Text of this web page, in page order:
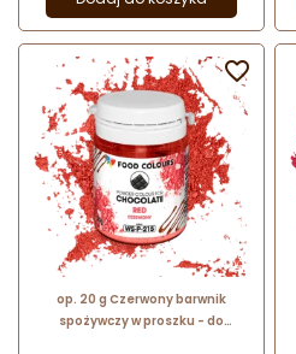
op. 20 g Czerwony barwnik
spożywczy w proszku - do
